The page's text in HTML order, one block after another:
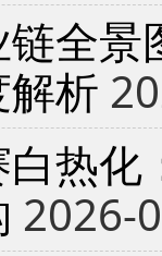
全
析
热
2026-